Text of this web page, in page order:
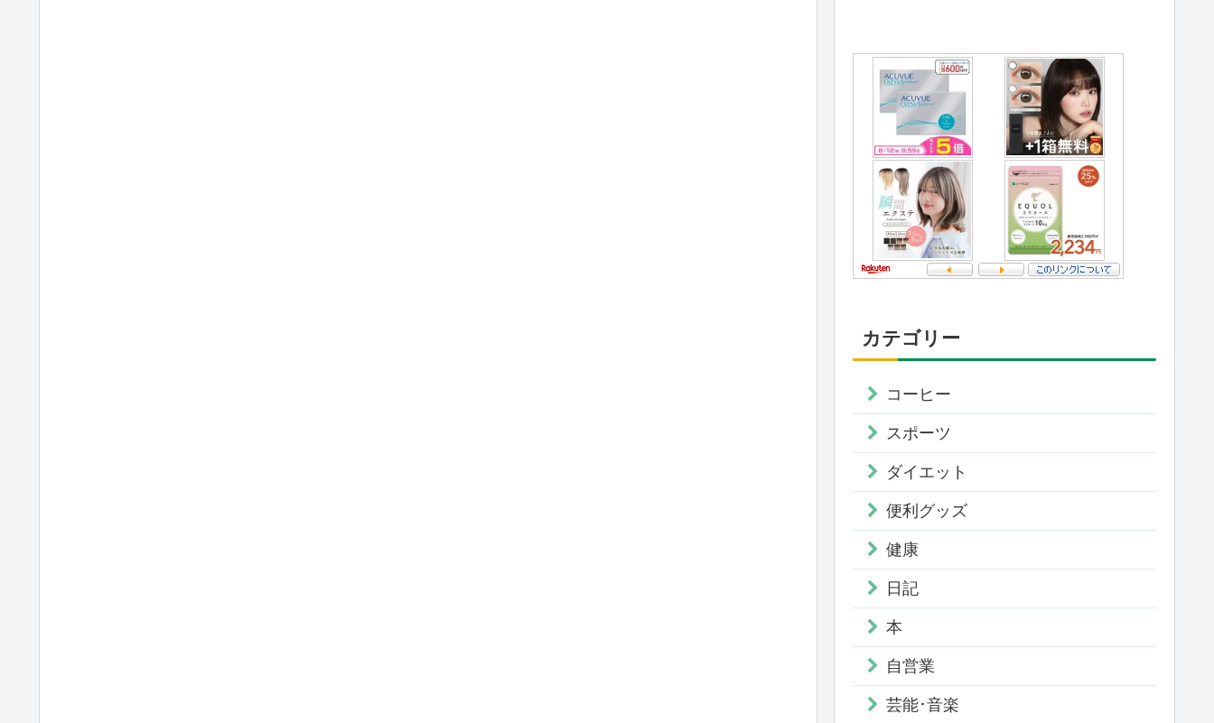
カテゴリー
コーヒー
スポーツ
ダイエット
便利グッズ
健康
日記
本
自営業
芸能･音楽